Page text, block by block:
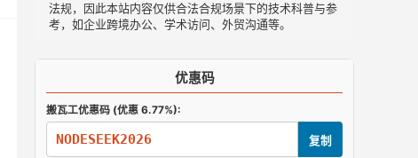
法规，因此本站内容仅供合法合规场景下的技术科普与参
考，如企业跨境办公、学术访问、外贸沟通等。
优惠码
搬瓦工优惠码 (优惠 6.77%):
NODESEEK2026 复制